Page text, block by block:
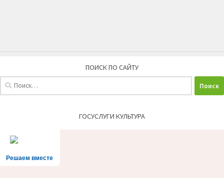
ПОИСК ПО САЙТУ
ГОСУСЛУГИ КУЛЬТУРА
Решаем вместе